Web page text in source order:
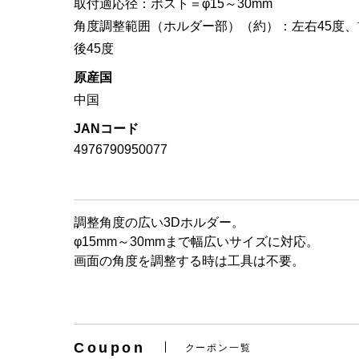
取付適応径：ポスト＝φ15～30mm
角度調整範囲（ホルダー部）（約）：左右45度
後45度
原産国
中国
JANコード
4976790950077
調整角度の広い3Dホルダー。
φ15mm～30mmまで幅広いサイズに対応。
画面の角度を調整する時は工具は不要。
Coupon クーポン一覧